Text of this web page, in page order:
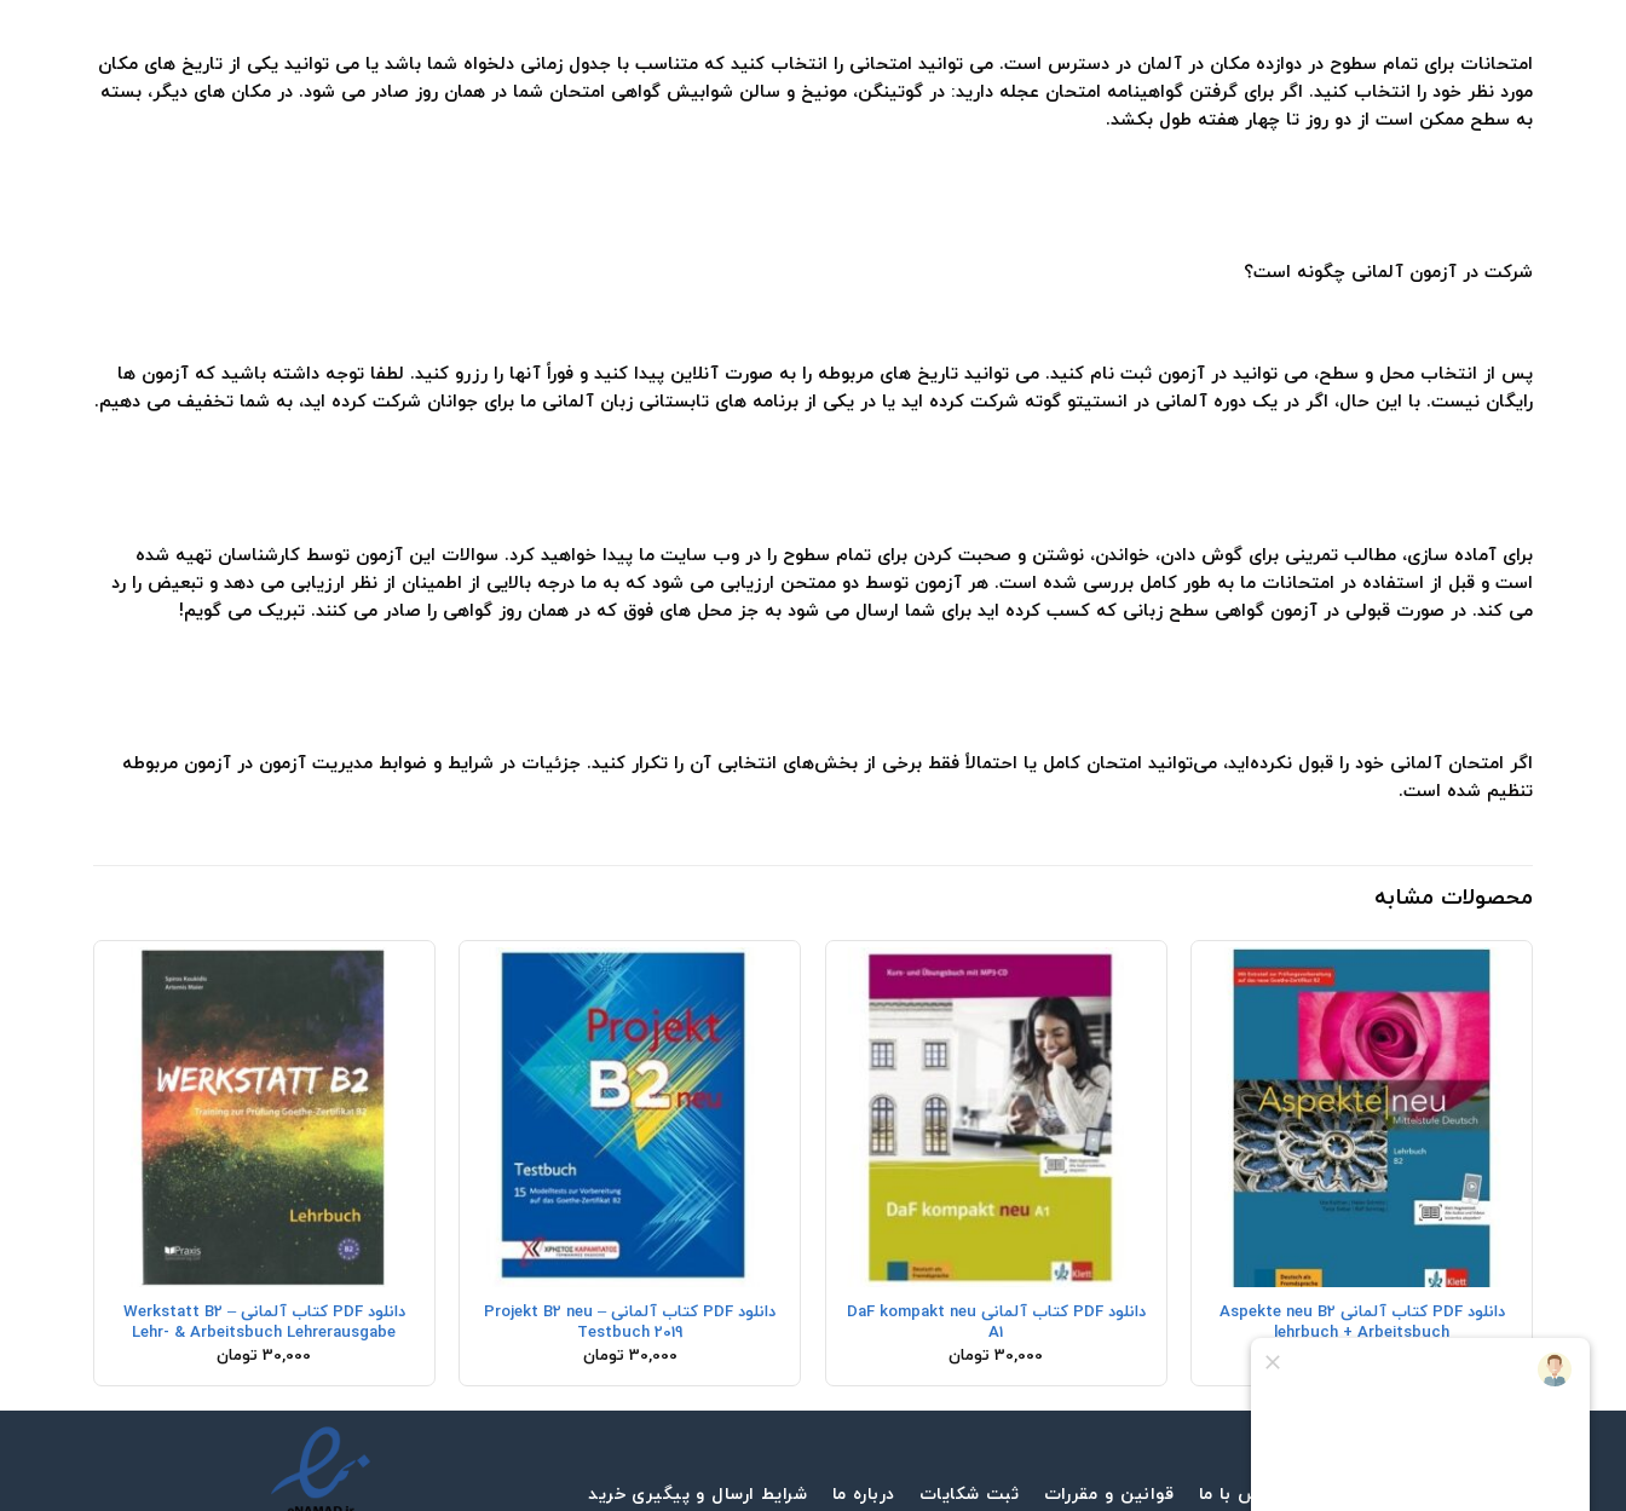
امتحانات برای تمام سطوح در دوازده مکان در آلمان در دسترس است. می توانید امتحانی را انتخاب کنید که متناسب با جدول زمانی دلخواه شما باشد یا می توانید یکی از تاریخ های مکان
مورد نظر خود را انتخاب کنید. اگر برای گرفتن گواهینامه امتحان عجله دارید: در گوتینگن، مونیخ و سالن شوابیش گواهی امتحان شما در همان روز صادر می شود. در مکان های دیگر، بسته
به سطح ممکن است از دو روز تا چهار هفته طول بکشد.
شرکت در آزمون آلمانی چگونه است؟
پس از انتخاب محل و سطح، می توانید در آزمون ثبت نام کنید. می توانید تاریخ های مربوطه را به صورت آنلاین پیدا کنید و فوراً آنها را رزرو کنید. لطفا توجه داشته باشید که آزمون ها
رایگان نیست. با این حال، اگر در یک دوره آلمانی در انستیتو گوته شرکت کرده اید یا در یکی از برنامه های تابستانی زبان آلمانی ما برای جوانان شرکت کرده اید، به شما تخفیف می دهیم.
برای آماده سازی، مطالب تمرینی برای گوش دادن، خواندن، نوشتن و صحبت کردن برای تمام سطوح را در وب سایت ما پیدا خواهید کرد. سوالات این آزمون توسط کارشناسان تهیه شده
است و قبل از استفاده در امتحانات ما به طور کامل بررسی شده است. هر آزمون توسط دو ممتحن ارزیابی می شود که به ما درجه بالایی از اطمینان از نظر ارزیابی می دهد و تبعیض را رد
می کند. در صورت قبولی در آزمون گواهی سطح زبانی که کسب کرده اید برای شما ارسال می شود به جز محل های فوق که در همان روز گواهی را صادر می کنند. تبریک می گویم!
اگر امتحان آلمانی خود را قبول نکرده‌اید، می‌توانید امتحان کامل یا احتمالاً فقط برخی از بخش‌های انتخابی آن را تکرار کنید. جزئیات در شرایط و ضوابط مدیریت آزمون در آزمون مربوطه
تنظیم شده است.
محصولات مشابه
دانلود PDF کتاب آلمانی Aspekte neu B2
lehrbuch + Arbeitsbuch
دانلود PDF کتاب آلمانی DaF kompakt neu
A1
30,000 تومان
دانلود PDF کتاب آلمانی Projekt B2 neu –
Testbuch 2019
30,000 تومان
دانلود PDF کتاب آلمانی Werkstatt B2 –
Lehr- & Arbeitsbuch Lehrerausgabe
30,000 تومان
تماس با ما قوانین و مقررات ثبت شکایات درباره ما شرایط ارسال و پیگیری خرید